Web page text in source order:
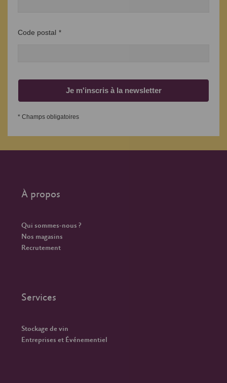
Code postal *
Je m'inscris à la newsletter
* Champs obligatoires
À propos
Qui sommes-nous ?
Nos magasins
Recrutement
Services
Stockage de vin
Entreprises et Événementiel